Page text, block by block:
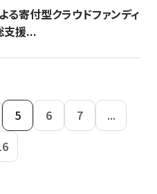
る寄付型クラウドファンディ
支援...
5 6 7
...